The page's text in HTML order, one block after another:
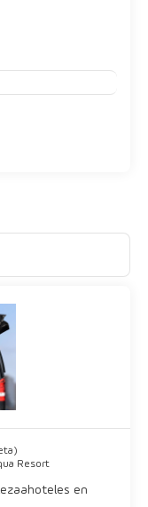
Resort
a hoteles en